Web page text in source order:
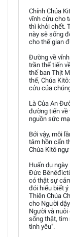
Chính Chúa
vĩnh cửu cho
thì khỏi chết.
này sẽ sống
cho thế gian
Đường về
trần thế tiến
thế ban Thịt
thế, Chúa
cửu của
Là Của An
đường tiến về
nguồn sức
Bởi vậy, mỗi
tâm hồn cẩn
Chúa Kitô
Huấn dụ
Đức
có thật sự
đói hiểu biết
Thiên Chúa
cho Người
Người và
sống thật, tìm
tình yêu".